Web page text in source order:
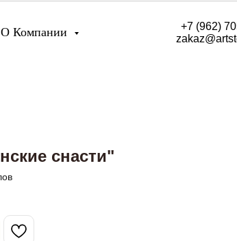
О Компании +7 (962)
zakaz@artst
снасти"